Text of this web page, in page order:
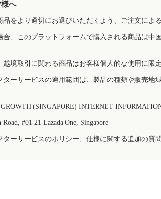
へ
品をより適切にお選びいただくよう、ご注文によ
合、このプラットフォームで購入される商品は
越境取引に関わる商品はお客様個人的な使用に限定
ターサービスの適用範囲は、製品の種類や販売
(SINGAPORE) INTERNET
Road, #01-21 Lazada One, Singapore
ターサービスのポリシー、仕様に関する追加の